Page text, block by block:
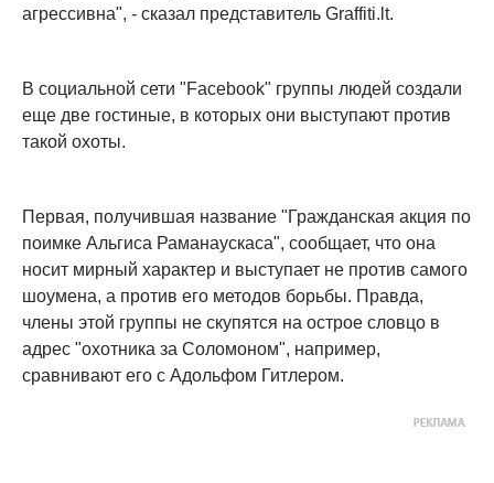
агрессивна", - сказал представитель Graffiti.lt.
В социальной сети "Facebook" группы людей создали
еще две гостиные, в которых они выступают против
такой охоты.
Первая, получившая название "Гражданская акция по
поимке Альгиса Раманаускаса", сообщает, что она
носит мирный характер и выступает не против самого
шоумена, а против его методов борьбы. Правда,
члены этой группы не скупятся на острое словцо в
адрес "охотника за Соломоном", например,
сравнивают его с Адольфом Гитлером.